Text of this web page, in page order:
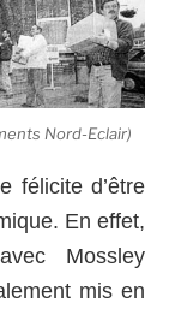
Nord-Eclair)
félicite d’être
En effet,
Mossley
mis en